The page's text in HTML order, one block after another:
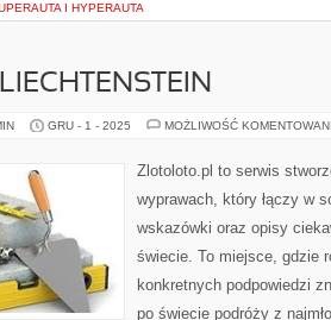
I HYPERAUTA
GRU - 1 - 2025 MOŻLIWOŚĆ
Zlotoloto.pl to serwis
wyprawach, który łączy w
wskazówki oraz opisy
świecie. To miejsce, gdzie
konkretnych podpowiedzi
po świecie podróży z